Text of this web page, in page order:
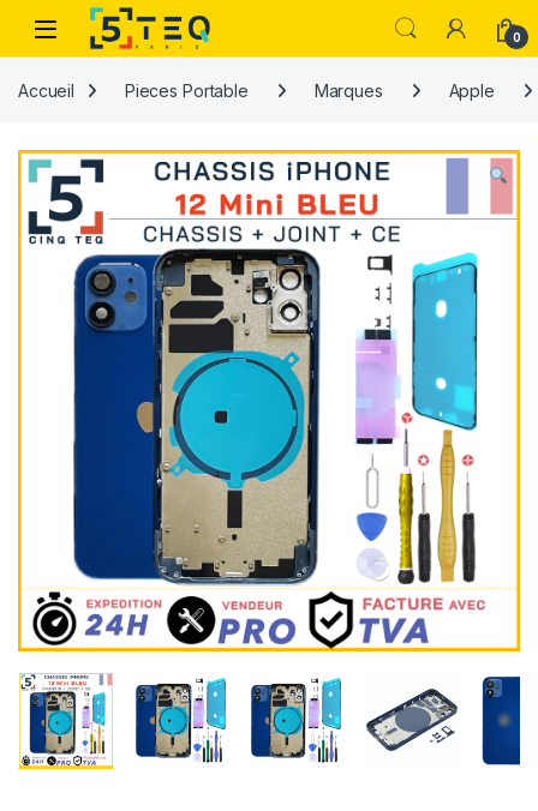
Passer à la navigation
Aller au contenu
0
Accueil Pieces Portable Marques Apple